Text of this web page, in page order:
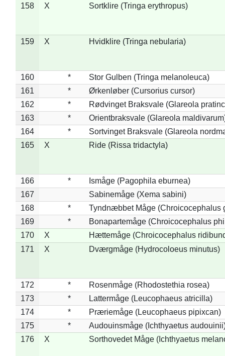
158 X Sortklire (Tringa erythropus)
159 X Hvidklire (Tringa nebularia)
160 *
Stor Gulben (Tringa melanoleuca)
161
*
Ørkenløber (Cursorius cursor)
162
*
Rødvinget Braksvale (Glareola
163
*
Orientbraksvale (Glareola
164
*
Sortvinget Braksvale (Glareola
165
X Ride (Rissa tridactyla)
166 *
Ismåge (Pagophila eburnea)
167
Sabinemåge (Xema sabini)
168
*
Tyndnæbbet Måge (Chroicocephalus
169
*
Bonapartemåge (Chroicocephalus
170
X
Hættemåge (Chroicocephalus
171
X Dværgmåge (Hydrocoloeus minutus)
172 *
Rosenmåge (Rhodostethia rosea)
173
*
Lattermåge (Leucophaeus atricilla)
174
*
Præriemåge (Leucophaeus pipixcan)
175
*
Audouinsmåge (Ichthyaetus
176
X Sorthovedet Måge (Ichthyaetus